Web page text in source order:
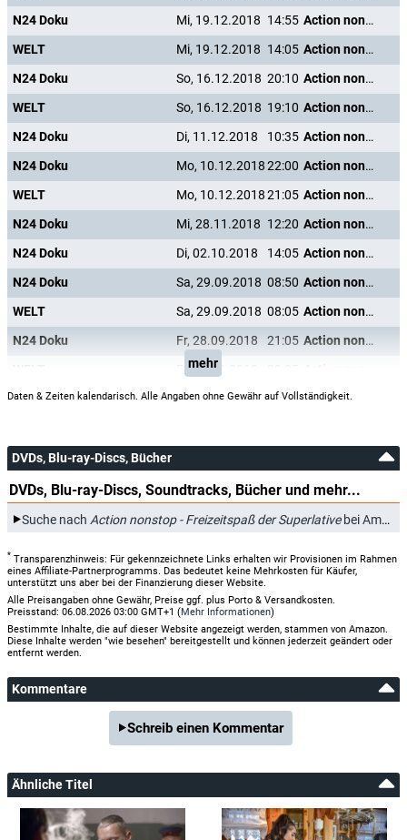
N24 Doku
Mi, 19.12.2018 14:55
Action nonstop - Freizeitspaß der Superlative
WELT
Mi, 19.12.2018 14:05
Action nonstop - Freizeitspaß der Superlative
N24 Doku
So, 16.12.2018 20:10
Action nonstop - Freizeitspaß der Superlative
WELT
So, 16.12.2018 19:10
Action nonstop - Freizeitspaß der Superlative
N24 Doku
Di, 11.12.2018 10:35
Action nonstop - Freizeitspaß der Superlative
N24 Doku
Mo, 10.12.201822:00
Action nonstop - Freizeitspaß der Superlative
WELT
Mo, 10.12.201821:05
Action nonstop - Freizeitspaß der Superlative
N24 Doku
Mi, 28.11.2018 12:20
Action nonstop - Freizeitspaß der Superlative
N24 Doku
Di, 02.10.2018 14:05
Action nonstop - Freizeitspaß der Superlative
N24 Doku
Sa, 29.09.2018 08:50
Action nonstop - Freizeitspaß der Superlative
WELT
Sa, 29.09.2018 08:05
Action nonstop - Freizeitspaß der Superlative
N24 Doku
Fr, 28.09.2018 21:05
Action nonstop - Freizeitspaß der Superlative
Fr, 28.09.2018
mehr
Daten & Zeiten kalendarisch. Alle Angaben ohne Gewähr auf Vollständigkeit.
DVDs, Blu-ray-Discs, Bücher
DVDs, Blu-ray-Discs, Soundtracks, Bücher und mehr...
Suche nach Action nonstop - Freizeitspaß der Superlativebei Amazon.de
* Transparenzhinweis: Für gekennzeichnete Links erhalten wir Provisionen im Rahmen
eines Affiliate-Partnerprogramms. Das bedeutet keine Mehrkosten für Käufer,
unterstützt uns aber bei der Finanzierung dieser Website.
Alle Preisangaben ohne Gewähr, Preise ggf. plus Porto & Versandkosten.
Preisstand: 06.08.2026 03:00 GMT+1 (Mehr Informationen)
Bestimmte Inhalte, die auf dieser Website angezeigt werden, stammen von Amazon.
Diese Inhalte werden "wie besehen" bereitgestellt und können jederzeit geändert oder
entfernt werden.
Kommentare
Schreib einen Kommentar
Ähnliche Titel